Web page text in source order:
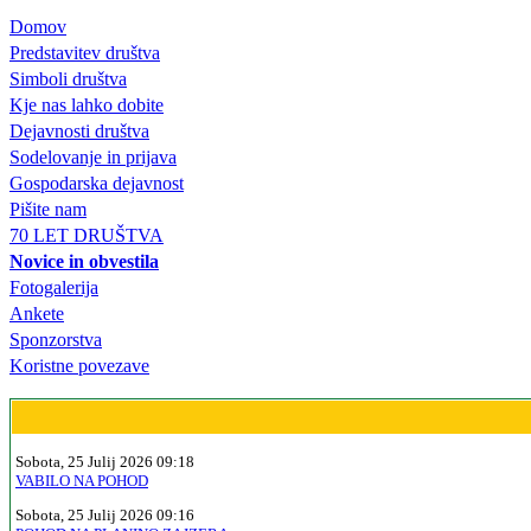
Domov
Predstavitev društva
Simboli društva
Kje nas lahko dobite
Dejavnosti društva
Sodelovanje in prijava
Gospodarska dejavnost
Pišite nam
70 LET DRUŠTVA
Novice in obvestila
Fotogalerija
Ankete
Sponzorstva
Koristne povezave
Sobota, 25 Julij 2026 09:18
VABILO NA POHOD
Sobota, 25 Julij 2026 09:16